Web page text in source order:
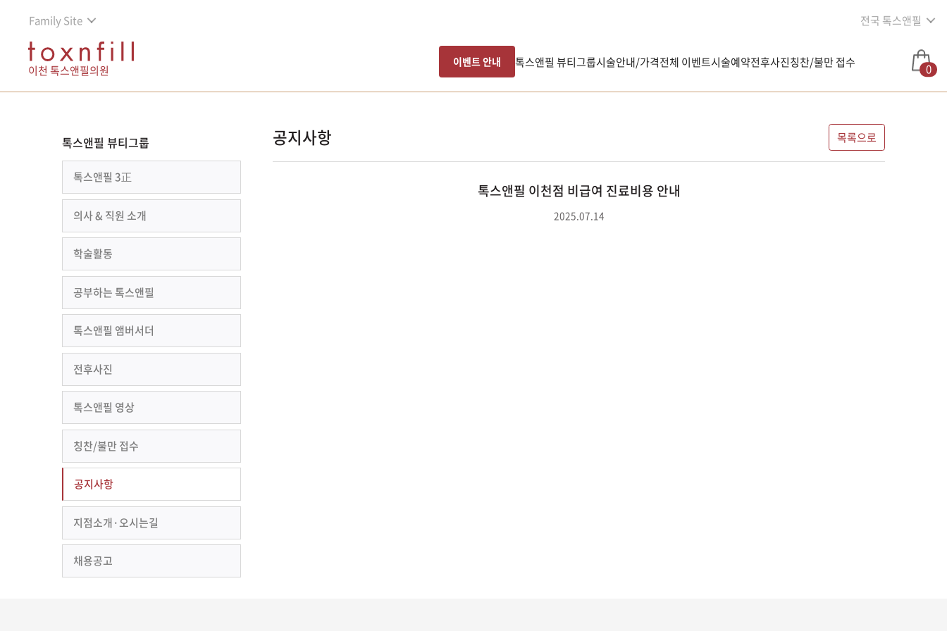
Family Site 전국 톡스앤필
이천 톡스앤필의원
이벤트 안내 톡스앤필 뷰티그룹시술안내/가격전체 이벤트시술예약전후사진칭찬/불만 접수 0
톡스앤필 뷰티그룹
톡스앤필 3正
의사 & 직원 소개
학술활동
공부하는 톡스앤필
톡스앤필 앰버서더
전후사진
톡스앤필 영상
칭찬/불만 접수
공지사항
지점소개·오시는길
채용공고
공지사항 목록으로
톡스앤필 이천점 비급여 진료비용 안내
2025.07.14